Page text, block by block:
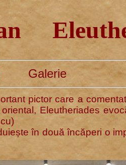
Galerie
pictor care a
Eleutheriades
în două încăperi o